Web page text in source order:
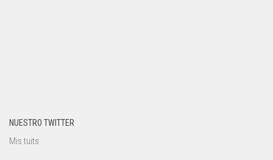
NUESTRO TWITTER
Mis tuits